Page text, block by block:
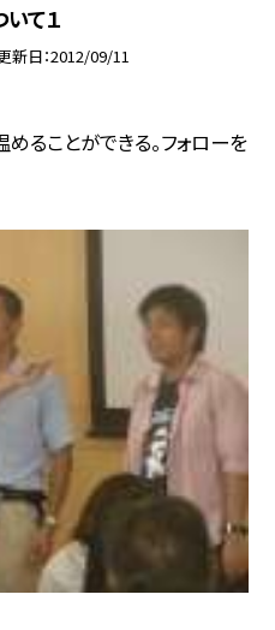
いて１
新日 2012/09/11
めることができる。フォローを